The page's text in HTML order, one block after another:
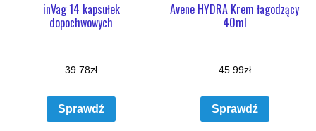
inVag 14 kapsułek
dopochwowych
39.78zł
Sprawdź
Avene HYDRA Krem łagodzący
40ml
45.99zł
Sprawdź